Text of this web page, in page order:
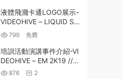
液體飛濺卡通LOGO展示-
VIDEOHIVE – LIQUID SP
LASH CARTOON LOGO
23625575
799 免費
培訓活動演講事件介紹-VI
DEOHIVE – EM 2K19 // E
VENT PROMO – 23480
876 2